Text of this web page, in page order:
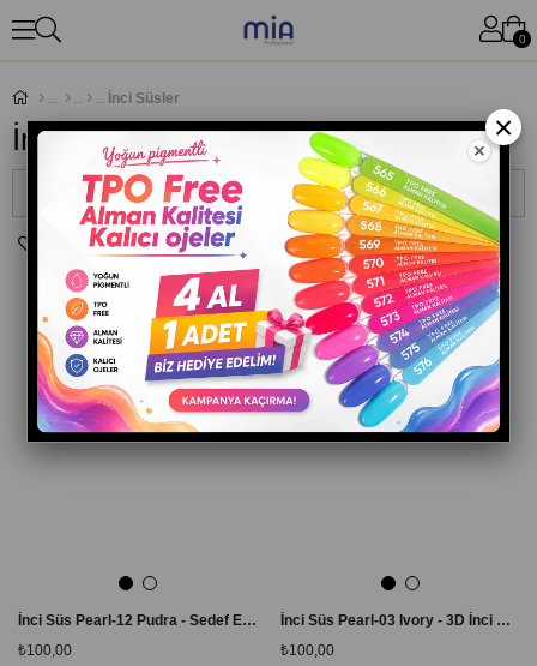
0
İnci Süsler
İnci Süsler
Filtreleme
Sıralama
İnci Süs Pearl-12 Pudra - Sedef Efektli Nail Art Tırnak Süsleme Tozu
₺100,00
TÜKENDI
İnci Süs Pearl-03 Ivory - 3D İnci Nail Art Tırnak Süsü
₺100,00
×